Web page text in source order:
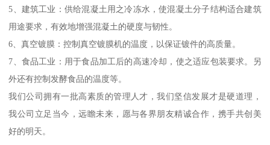
5、建筑工业：供给混凝土用之冷冻水，使混凝土分子结构适合建筑
用途要求，有效地增强混凝土的硬度与韧性。
6、真空镀膜：控制真空镀膜机的温度，以保证镀件的高质量。
7、食品工业：用于食品加工后的高速冷却，使之适应包装要求。另
外还有控制发酵食品的温度等。
我们公司拥有一批高素质的管理人才，我们坚信发展才是硬道理，
我公司立足当今，远瞻未来，愿与各界朋友精诚合作，携手共创美
好的明天。